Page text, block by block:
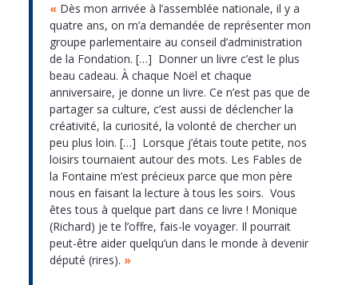
« Dès mon arrivée à l’assemblée nationale, il y a
quatre ans, on m’a demandée de représenter mon
groupe parlementaire au conseil d’administration
de la Fondation. […] Donner un livre c’est le plus
beau cadeau. À chaque Noël et chaque
anniversaire, je donne un livre. Ce n’est pas que de
partager sa culture, c’est aussi de déclencher la
créativité, la curiosité, la volonté de chercher un
peu plus loin. […] Lorsque j’étais toute petite, nos
loisirs tournaient autour des mots. Les Fables de
la Fontaine m’est précieux parce que mon père
nous en faisant la lecture à tous les soirs. Vous
êtes tous à quelque part dans ce livre ! Monique
(Richard) je te l’offre, fais-le voyager. Il pourrait
peut-être aider quelqu’un dans le monde à devenir
député (rires). »